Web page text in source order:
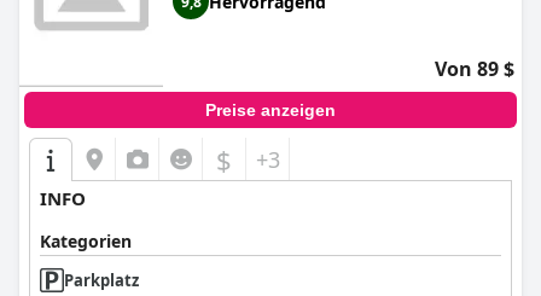
Von 89 $
Preise anzeigen
$ +3
INFO
Kategorien
Parkplatz